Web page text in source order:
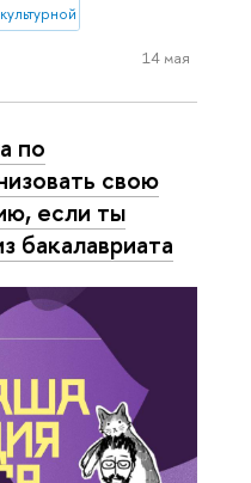
коммуникации
14 мая
по
свою
если ты
бакалавриата